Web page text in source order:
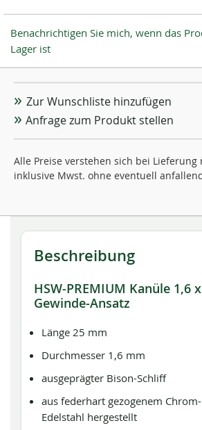
Benachrichtigen Sie mich, wenn das
Lager ist
Zur Wunschliste hinzufügen
Anfrage zum Produkt stellen
Alle Preise verstehen sich bei Lieferung
inklusive Mwst. ohne eventuell
Beschreibung
HSW-PREMIUM Kanüle 1,6
Gewinde-Ansatz
Länge 25 mm
Durchmesser 1,6 mm
ausgeprägter Bison-Schliff
aus federhart gezogenem
Edelstahl hergestellt